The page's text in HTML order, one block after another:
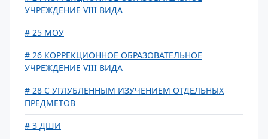
УЧРЕЖДЕНИЕ VIII ВИДА
# 25 МОУ
# 26 КОРРЕКЦИОННОЕ ОБРАЗОВАТЕЛЬНОЕ
УЧРЕЖДЕНИЕ VIII ВИДА
# 28 С УГЛУБЛЕННЫМ ИЗУЧЕНИЕМ ОТДЕЛЬНЫХ
ПРЕДМЕТОВ
# 3 ДШИ